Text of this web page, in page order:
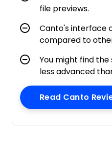
file previews.
Canto's interface
compared to
You might find
less advanced
Read Canto